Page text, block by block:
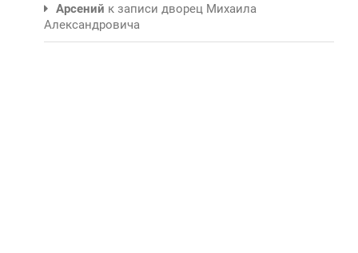
Арсений к записи дворец Михаила
Александровича